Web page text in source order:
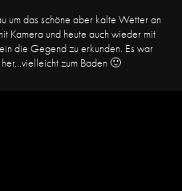
um das schöne aber kalte Wetter an
Kamera und heute auch wieder mit
die Gegend zu erkunden. Es war
zum Baden 🙂